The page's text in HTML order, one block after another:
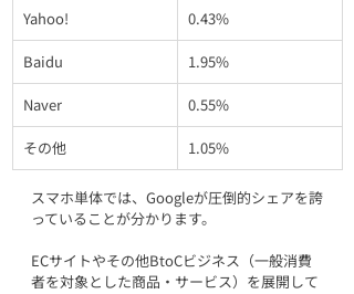
Yahoo! 0.43%
Baidu 1.95%
Naver 0.55%
その他 1.05%
スマホ単体では、Googleが圧倒的シェアを誇
っていることが分かります。
ECサイトやその他BtoCビジネス（一般消費
者を対象とした商品・サービス）を展開して